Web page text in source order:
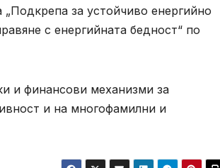
за устойчиво енергийно
с енергийната бедност“ по
и финансови механизми за
и на многофамилни и